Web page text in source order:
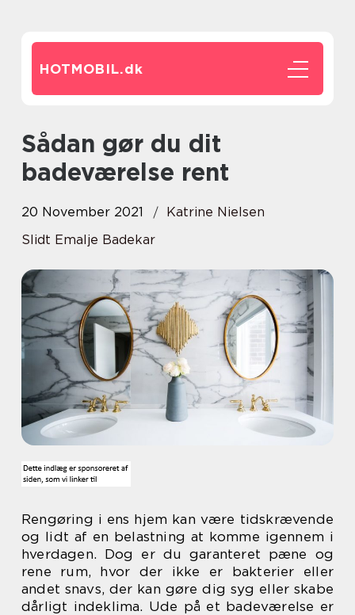
HOTMOBIL.dk
Sådan gør du dit
badeværelse rent
20 November 2021
Katrine Nielsen
Slidt Emalje Badekar
Rengøring i ens hjem kan være tidskrævende
og lidt af en belastning at komme igennem i
hverdagen. Dog er du garanteret pæne og
rene rum, hvor der ikke er bakterier eller
andet snavs, der kan gøre dig syg eller skabe
dårligt indeklima. Ude på et badeværelse er